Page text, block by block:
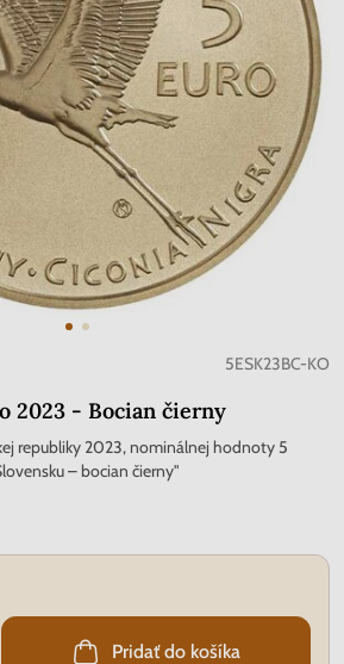
5ESK23BC-KO
2023 - Bocian čierny
republiky 2023, nominálnej hodnoty 5
– bocian čierny"
Pridať do košíka